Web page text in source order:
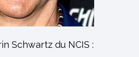
Schwartz du NCIS :